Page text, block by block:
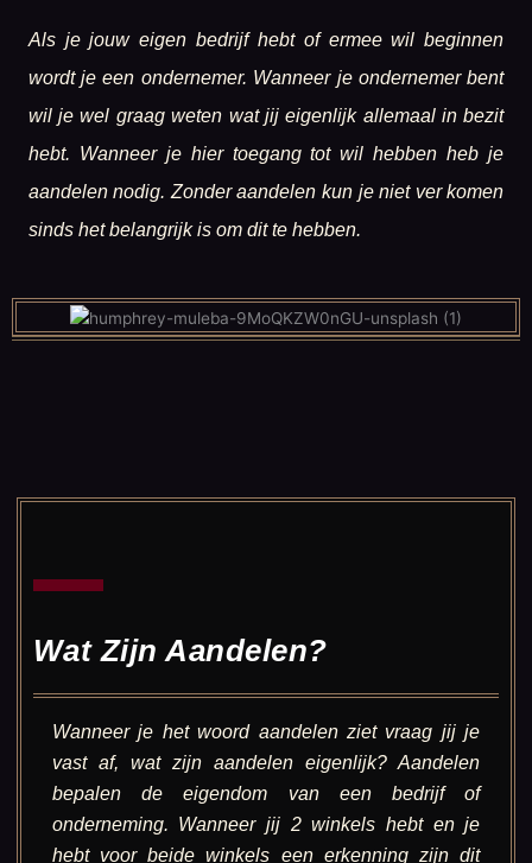
Als je jouw eigen bedrijf hebt of ermee wil beginnen
wordt je een ondernemer. Wanneer je ondernemer bent
wil je wel graag weten wat jij eigenlijk allemaal in bezit
hebt. Wanneer je hier toegang tot wil hebben heb je
aandelen nodig. Zonder aandelen kun je niet ver komen
sinds het belangrijk is om dit te hebben.
Wat Zijn Aandelen?
Wanneer je het woord aandelen ziet vraag jij je
vast af, wat zijn aandelen eigenlijk? Aandelen
bepalen de eigendom van een bedrijf of
onderneming. Wanneer jij 2 winkels hebt en je
hebt voor beide winkels een erkenning zijn dit